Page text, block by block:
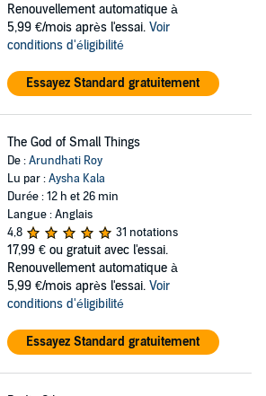
Renouvellement automatique à
5,99 €/mois après l'essai. Voir
conditions d'éligibilité
Essayez Standard gratuitement
The God of Small Things
De :Arundhati Roy
Lu par :Aysha Kala
Durée : 12 h et 26 min
Langue : Anglais
4,8
31 notations
17,99 € ou gratuit avec l'essai.
Renouvellement automatique à
5,99 €/mois après l'essai. Voir
conditions d'éligibilité
Essayez Standard gratuitement